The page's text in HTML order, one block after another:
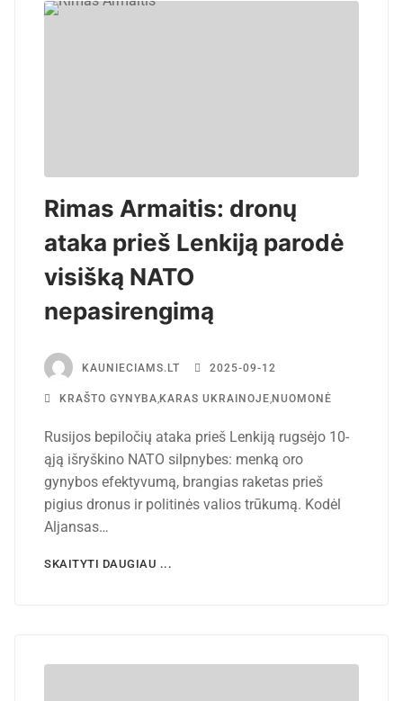
Rimas Armaitis: dronų
ataka prieš Lenkiją parodė
visišką NATO
nepasirengimą
KAUNIECIAMS.LT 2025-09-12
KRAŠTO GYNYBA,KARAS UKRAINOJE,NUOMONĖ
Rusijos bepiločių ataka prieš Lenkiją rugsėjo 10-
ąją išryškino NATO silpnybes: menką oro
gynybos efektyvumą, brangias raketas prieš
pigius dronus ir politinės valios trūkumą. Kodėl
Aljansas…
SKAITYTI DAUGIAU ...